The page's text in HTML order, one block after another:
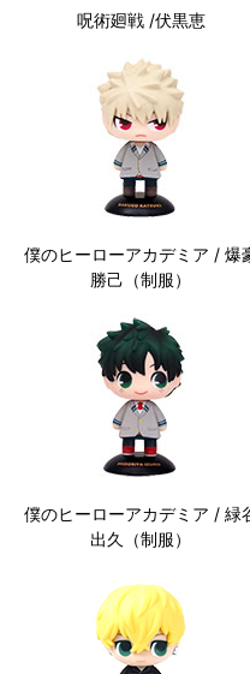
呪術廻戦 /伏黒恵
僕のヒーローアカデミア / 爆
勝己（制服）
僕のヒーローアカデミア / 緑
出久（制服）